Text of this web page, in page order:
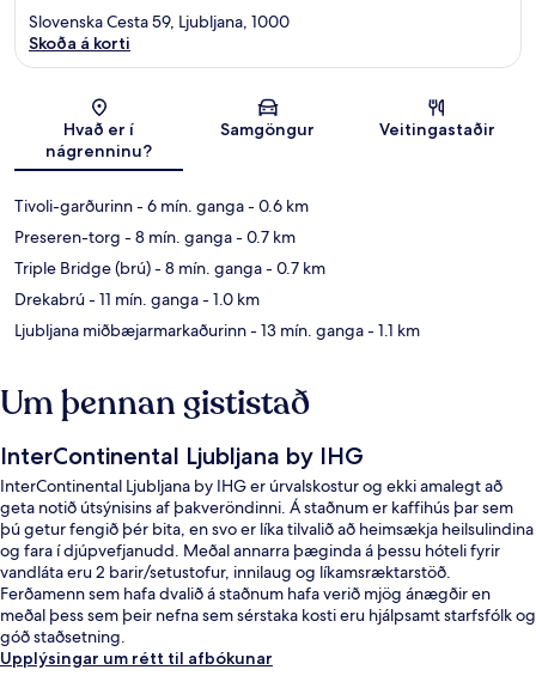
Kort
Slovenska Cesta 59, Ljubljana, 1000
Skoða á korti
Hvað er í
nágrenninu?
Samgöngur Veitingastaðir
Tivoli-garðurinn- 6 mín. ganga- 0.6 km
Preseren-torg - 8 mín. ganga- 0.7 km
Triple Bridge (brú)- 8 mín. ganga- 0.7 km
Drekabrú- 11 mín. ganga- 1.0 km
Ljubljana miðbæjarmarkaðurinn- 13 mín. ganga- 1.1 km
Um þennan gististað
InterContinental Ljubljana by IHG
InterContinental Ljubljana by IHG er úrvalskostur og ekki amalegt að
geta notið útsýnisins af þakveröndinni. Á staðnum er kaffihús þar sem
þú getur fengið þér bita, en svo er líka tilvalið að heimsækja heilsulindina
og fara í djúpvefjanudd. Meðal annarra þæginda á þessu hóteli fyrir
vandláta eru 2 barir/setustofur, innilaug og líkamsræktarstöð.
Ferðamenn sem hafa dvalið á staðnum hafa verið mjög ánægðir en
meðal þess sem þeir nefna sem sérstaka kosti eru hjálpsamt starfsfólk og
góð staðsetning.
Upplýsingar um rétt til afbókunar